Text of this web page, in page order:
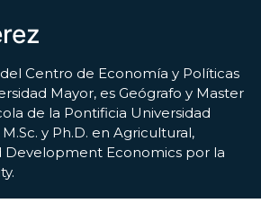
Centro de Economía y Políticas
Mayor, es Geógrafo y Master
de la Pontificia Universidad
y Ph.D. en Agricultural,
Development Economics por la